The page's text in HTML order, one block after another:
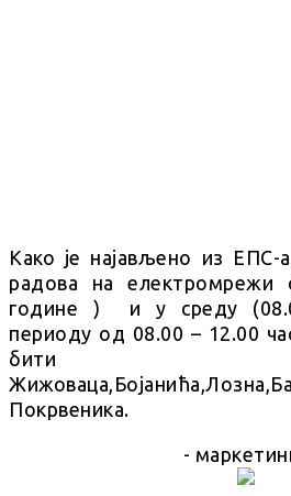
Како је најављено из ЕПС-
радова на електромрежи
године ) и у среду
периоду од 08.00 – 12.00
бити
Покрвеника.
-